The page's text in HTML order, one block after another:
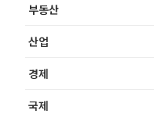
부동산
산업
경제
국제